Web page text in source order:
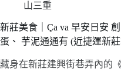
山三重
新莊美食｜Ça va 早安日安
蛋、 芋泥通通有 (近捷運新
藏身在新莊建興街巷弄內的